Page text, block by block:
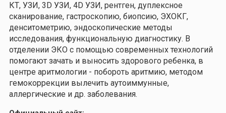
КТ, УЗИ, 3D УЗИ, 4D УЗИ, рентген, дуплексное
сканирование, гастроскопию, биопсию, ЭХОКГ,
денситометрию, эндоскопические методы
исследования, функциональную диагностику. В
отделении ЭКО с помощью современных технологий
помогают зачать и выносить здорового ребенка, в
центре аритмологии - побороть аритмию, методом
гемокоррекции вылечить аутоиммунные,
аллергические и др. заболевания.